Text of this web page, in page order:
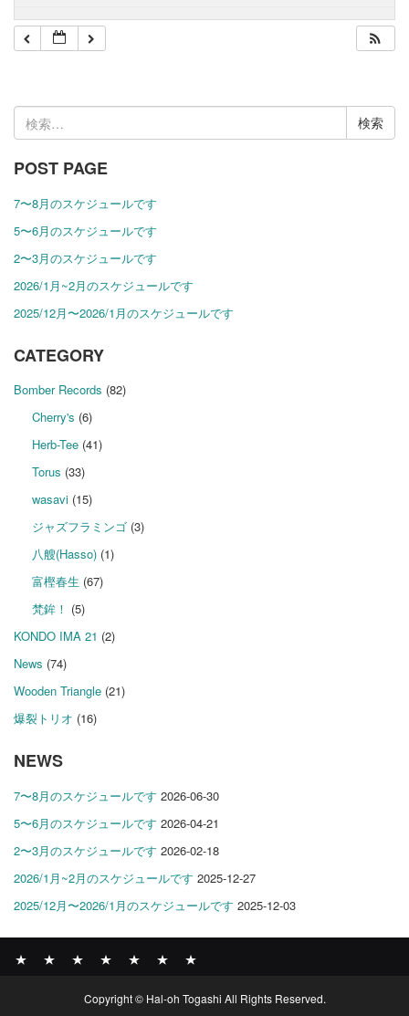
検
索:
POST PAGE
7〜8月のスケジュールです
5〜6月のスケジュールです
2〜3月のスケジュールです
2026/1月~2月のスケジュールです
2025/12月〜2026/1月のスケジュールです
CATEGORY
Bomber Records (82)
Cherry's (6)
Herb-Tee(41)
Torus (33)
wasavi(15)
ジャズフラミンゴ(3)
八艘(Hasso)(1)
富樫春生 (67)
梵鉾！ (5)
KONDO IMA 21 (2)
News (74)
Wooden Triangle (21)
爆裂トリオ (16)
NEWS
7〜8月のスケジュールです 2026-06-30
5〜6月のスケジュールです 2026-04-21
2〜3月のスケジュールです 2026-02-18
2026/1月~2月のスケジュールです 2025-12-27
2025/12月〜2026/1月のスケジュールです 2025-12-03
RECORDS
PROFILE
Copyright © Hal-oh Togashi All Rights Reserved.